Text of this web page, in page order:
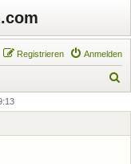
Anmelden
Registrieren
h